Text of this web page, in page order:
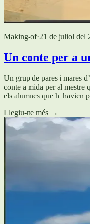
Making-of·21 de juliol del
Un conte per a
Un grup de pares i mares
conte a mida per al mestre
els alumnes que hi havien
Llegiu-ne més →